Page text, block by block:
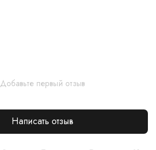
Добавьте первый отзыв
Написать отзыв